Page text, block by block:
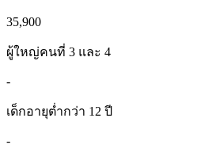
35,900
ผู้ใหญ่คนที่ 3 และ 4
-
เด็กอายุต่ำกว่า 12 ปี
-